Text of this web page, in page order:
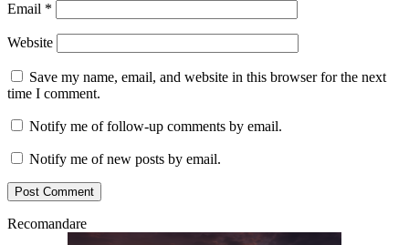
Email *
Website
Save my name, email, and website in this browser for the next
time I comment.
Notify me of follow-up comments by email.
Notify me of new posts by email.
Recomandare